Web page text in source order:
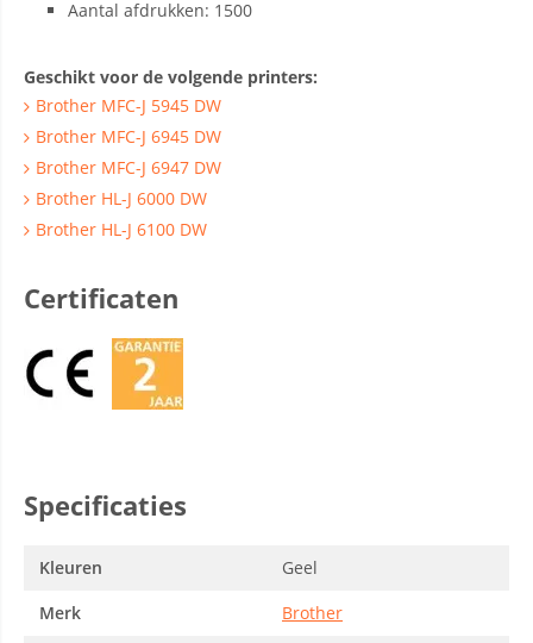
Aantal afdrukken: 1500
Geschikt voor de volgende printers:
Brother MFC-J 5945 DW
Brother MFC-J 6945 DW
Brother MFC-J 6947 DW
Brother HL-J 6000 DW
Brother HL-J 6100 DW
Certificaten
Specificaties
Kleuren
Geel
Merk
Brother